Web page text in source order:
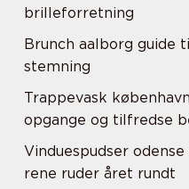
brilleforretning
Brunch aalborg guide
stemning
Trappevask
opgange og tilfredse
Vinduespudser
rene ruder året rundt